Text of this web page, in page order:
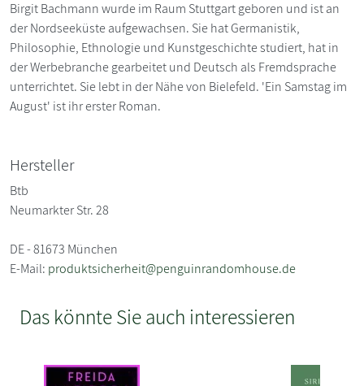
Birgit Bachmann wurde im Raum Stuttgart geboren und ist an
der Nordseeküste aufgewachsen. Sie hat Germanistik,
Philosophie, Ethnologie und Kunstgeschichte studiert, hat in
der Werbebranche gearbeitet und Deutsch als Fremdsprache
unterrichtet. Sie lebt in der Nähe von Bielefeld. 'Ein Samstag im
August' ist ihr erster Roman.
Hersteller
Btb
Neumarkter Str. 28
DE - 81673 München
E-Mail: produktsicherheit@penguinrandomhouse.de
Das könnte Sie auch interessieren